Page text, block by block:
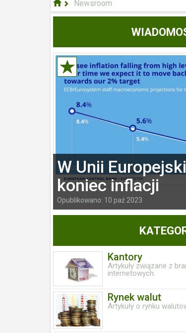
Newsroom
W Unii
koniec inflacji
Opublikowano: 10 paź 2023
Kantory
Artykuły związane z
internetowych.
Rynek walut
Artykuły o rynku